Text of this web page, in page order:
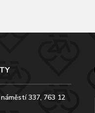
337, 763 12